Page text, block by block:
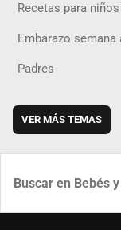
Recetas para niños
Embarazo semana
Padres
VER MÁS TEMAS